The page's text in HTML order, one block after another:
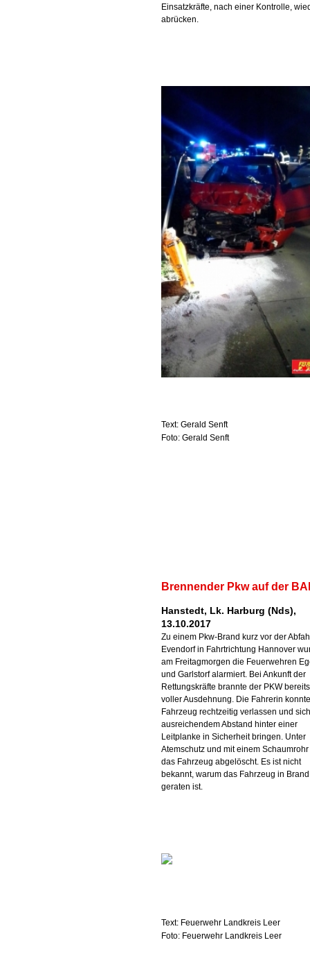
Einsatzkräfte, nach einer Kontrolle,
abrücken.
Text: Gerald Senft
Foto: Gerald Senft
Brennender Pkw auf der
Hanstedt, Lk. Harburg (Nds),
13.10.2017
Zu einem Pkw-Brand kurz vor der
Evendorf in Fahrtrichtung Hannover
am Freitagmorgen die Feuerwehren
und Garlstorf alarmiert. Bei Ankunft der
Rettungskräfte brannte der PKW
voller Ausdehnung. Die Fahrerin
Fahrzeug rechtzeitig verlassen und
ausreichendem Abstand hinter einer
Leitplanke in Sicherheit bringen. Unter
Atemschutz und mit einem
das Fahrzeug abgelöscht. Es ist nicht
bekannt, warum das Fahrzeug in Brand
geraten ist.
Text: Feuerwehr Landkreis Leer
Foto: Feuerwehr Landkreis Leer